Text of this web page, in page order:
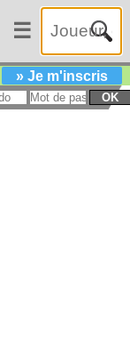
☰
» Je m'inscris
OK